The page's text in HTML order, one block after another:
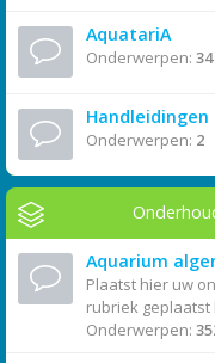
AquatariA
Onderwerpen: 34
Onderwerpen: 2
Aquarium
Plaatst hier uw
rubriek geplaatst
Onderwerpen: